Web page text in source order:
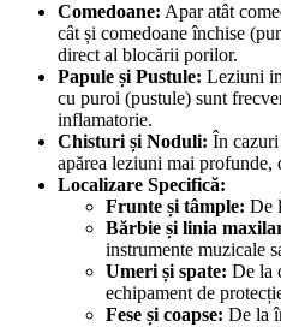
Comedoane: Apar atât
cât și comedoane închise
direct al blocării porilor.
Papule și Pustule: Leziuni
cu puroi (pustule) sunt
inflamatorie.
Chisturi și Noduli: În cazuri
apărea leziuni mai profunde,
Localizare Specifică:
Frunte și tâmple: De
Bărbie și linia
instrumente muzicale
Umeri și spate: De la
echipament de
Fese și coapse: De la